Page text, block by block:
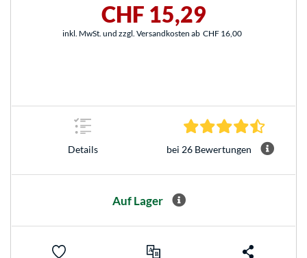
CHF 15,29
inkl. MwSt. und zzgl. Versandkosten ab CHF 16,00
Details bei 26 Bewertungen
Auf Lager